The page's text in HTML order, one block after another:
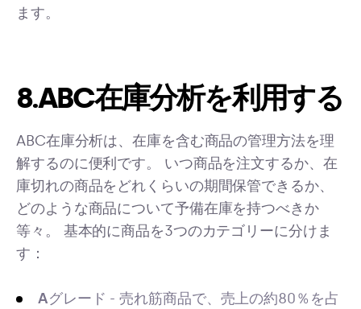
ます。
8.ABC在庫分析を利用する
ABC在庫分析は、在庫を含む商品の管理方法を理
解するのに便利です。 いつ商品を注文するか、在
庫切れの商品をどれくらいの期間保管できるか、
どのような商品について予備在庫を持つべきか
等々。 基本的に商品を3つのカテゴリーに分けま
す：
Aグレード - 売れ筋商品で、売上の約80％を占